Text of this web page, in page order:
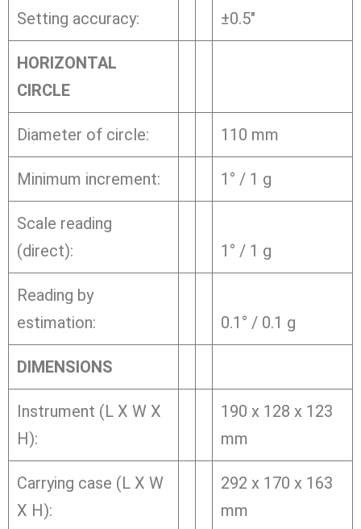
Setting accuracy: ±0.5″
HORIZONTAL
CIRCLE
Diameter of circle: 110 mm
Minimum increment: 1° / 1 g
Scale reading
(direct):
1° / 1 g
Reading by
estimation:
0.1° / 0.1 g
DIMENSIONS
Instrument (L X W X
H):
190 x 128 x 123
mm
Carrying case (L X W
X H):
292 x 170 x 163
mm